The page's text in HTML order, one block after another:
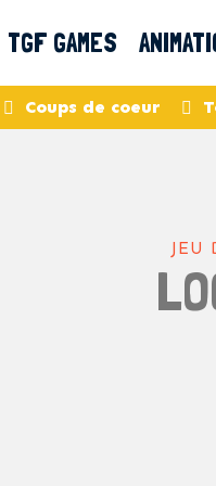
TGF GAMES
Coups de coeur
JEU